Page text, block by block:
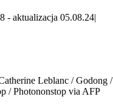
- aktualizacja 05.08.24|
Leblanc / Godong /
/ Photononstop via AFP